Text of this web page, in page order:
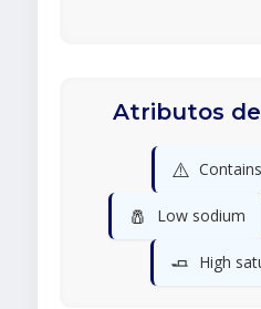
Atributos
⚠️
🧂 Low sodium
🧈 High